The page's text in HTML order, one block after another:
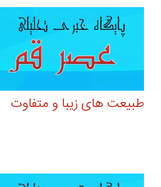
طبیعت های زیبا و متفاوت